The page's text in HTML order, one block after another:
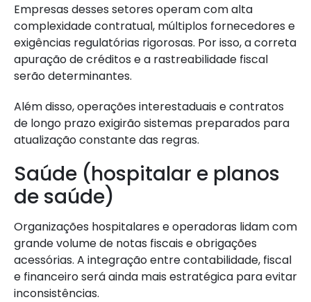
Empresas desses setores operam com alta
complexidade contratual, múltiplos fornecedores e
exigências regulatórias rigorosas. Por isso, a correta
apuração de créditos e a rastreabilidade fiscal
serão determinantes.
Além disso, operações interestaduais e contratos
de longo prazo exigirão sistemas preparados para
atualização constante das regras.
Saúde (hospitalar e planos
de saúde)
Organizações hospitalares e operadoras lidam com
grande volume de notas fiscais e obrigações
acessórias. A integração entre contabilidade, fiscal
e financeiro será ainda mais estratégica para evitar
inconsistências.